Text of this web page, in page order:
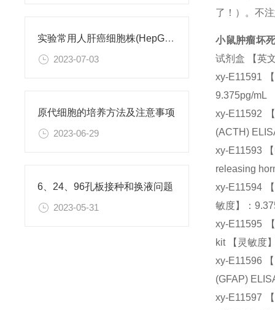
实验常用人肝癌细胞株(HepG2/Hep3B,HuH-7,MHCC97H,PLC/PRF/5)怎么选？
2023-07-03
原代细胞的培养方法及注意事项
2023-06-29
6、24、96孔板接种和换液问题
2023-05-31
了！）。不
小鼠肿瘤坏
试剂盒 【英
xy-E11591
9.375pg/mL
xy-E11592
(ACTH)
xy-E11593
releasing
xy-E11594
敏度】：
xy-E11595
kit 【灵敏度
xy-E11596
(GFAP)
xy-E11597